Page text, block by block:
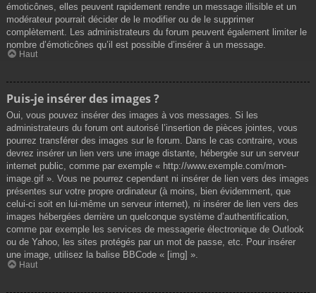
émoticônes, elles peuvent rapidement rendre un message illisible et un
modérateur pourrait décider de le modifier ou de le supprimer
complètement. Les administrateurs du forum peuvent également limiter le
nombre d’émoticônes qu’il est possible d’insérer à un message.
Haut
Puis-je insérer des images ?
Oui, vous pouvez insérer des images à vos messages. Si les
administrateurs du forum ont autorisé l’insertion de pièces jointes, vous
pourrez transférer des images sur le forum. Dans le cas contraire, vous
devrez insérer un lien vers une image distante, hébergée sur un serveur
internet public, comme par exemple « http://www.exemple.com/mon-
image.gif ». Vous ne pourrez cependant ni insérer de lien vers des images
présentes sur votre propre ordinateur (à moins, bien évidemment, que
celui-ci soit en lui-même un serveur internet), ni insérer de lien vers des
images hébergées derrière un quelconque système d’authentification,
comme par exemple les services de messagerie électronique de Outlook
ou de Yahoo, les sites protégés par un mot de passe, etc. Pour insérer
une image, utilisez la balise BBCode « [img] ».
Haut